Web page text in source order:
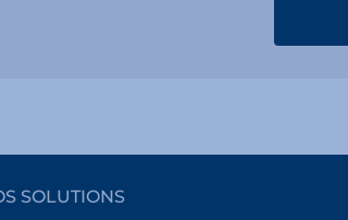
SOLUTIONS